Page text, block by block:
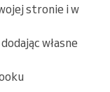
stronie i w
własne